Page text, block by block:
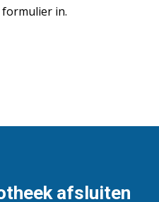
formulier in.
afsluiten